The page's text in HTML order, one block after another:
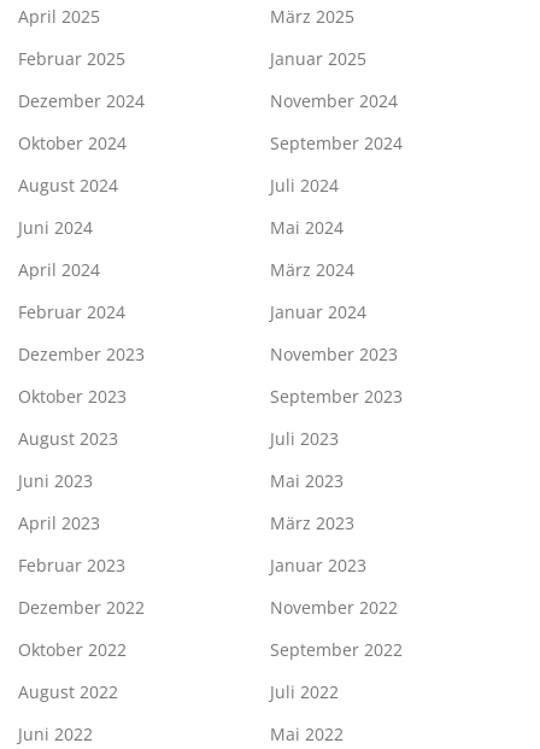
April 2025
März 2025
Februar 2025
Januar 2025
Dezember 2024
November 2024
Oktober 2024
September 2024
August 2024
Juli 2024
Juni 2024
Mai 2024
April 2024
März 2024
Februar 2024
Januar 2024
Dezember 2023
November 2023
Oktober 2023
September 2023
August 2023
Juli 2023
Juni 2023
Mai 2023
April 2023
März 2023
Februar 2023
Januar 2023
Dezember 2022
November 2022
Oktober 2022
September 2022
August 2022
Juli 2022
Juni 2022
Mai 2022